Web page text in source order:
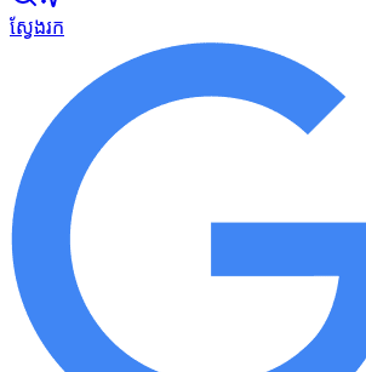
ស្វែងរក